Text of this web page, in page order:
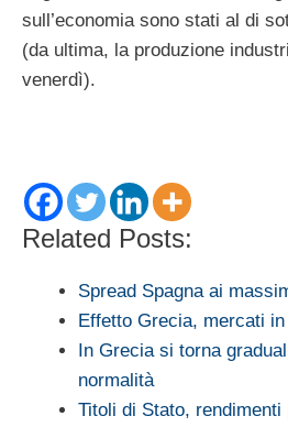
sull’economia sono stati al di
(da ultima, la produzione
venerdì).
Related Posts:
Spread Spagna ai
Effetto Grecia, mercati
In Grecia si torna
normalità
Titoli di Stato, rendimenti